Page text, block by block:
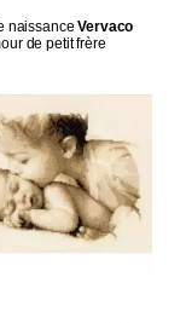
naissanceVervaco
de petit frère